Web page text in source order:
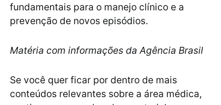
fundamentais para o manejo clínico e a
prevenção de novos episódios.
Matéria com informações da Agência Brasil
Se você quer ficar por dentro de mais
conteúdos relevantes sobre a área médica,